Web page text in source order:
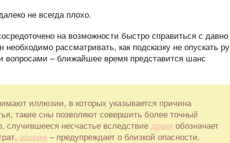
на возможности быстро справиться с давно
рассматривать, как подсказку не опускать
вопросами – ближайшее время представится шанс
иллюзии, в которых указывается причина
такие сны позволяют совершить более точный
случившееся несчастье вследствие драки обозначает
аварии – предупреждает о близкой опасности.